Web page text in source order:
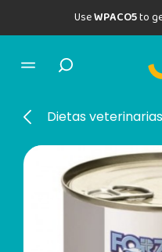
UseWPACO5to
Dietas veterinarias